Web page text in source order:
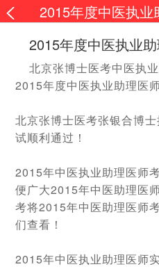
2015年度中医执
2015年度中医执业
北京张博士医考中医执
2015年度中医执业助理医
北京张博士医考张银合博
试顺利通过！
2015年中医执业助理医师
便广大2015年中医助理医
考将2015年中医助理医师
们查看！
2015年中医执业助理医师